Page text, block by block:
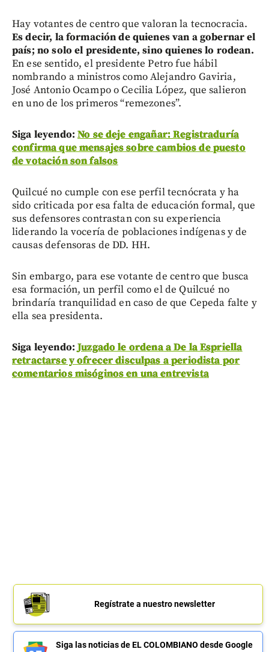
Hay votantes de centro que valoran la tecnocracia.
Es decir, la formación de quienes van a gobernar el
país; no solo el presidente, sino quienes lo rodean.
En ese sentido, el presidente Petro fue hábil
nombrando a ministros como Alejandro Gaviria,
José Antonio Ocampo o Cecilia López, que salieron
en uno de los primeros “remezones”.
Siga leyendo:No se deje engañar: Registraduría
confirma que mensajes sobre cambios de puesto
de votación son falsos
Quilcué no cumple con ese perfil tecnócrata y ha
sido criticada por esa falta de educación formal, que
sus defensores contrastan con su experiencia
liderando la vocería de poblaciones indígenas y de
causas defensoras de DD. HH.
Sin embargo, para ese votante de centro que busca
esa formación, un perfil como el de Quilcué no
brindaría tranquilidad en caso de que Cepeda falte y
ella sea presidenta.
Siga leyendo:Juzgado le ordena a De la Espriella
retractarse y ofrecer disculpas a periodista por
comentarios misóginos en una entrevista
Regístrate a nuestro newsletter
Siga las noticias de EL COLOMBIANO desde Google